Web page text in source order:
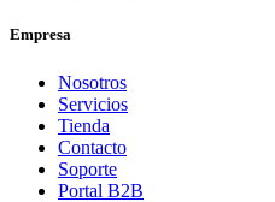
Empresa
Nosotros
Servicios
Tienda
Contacto
Soporte
Portal B2B